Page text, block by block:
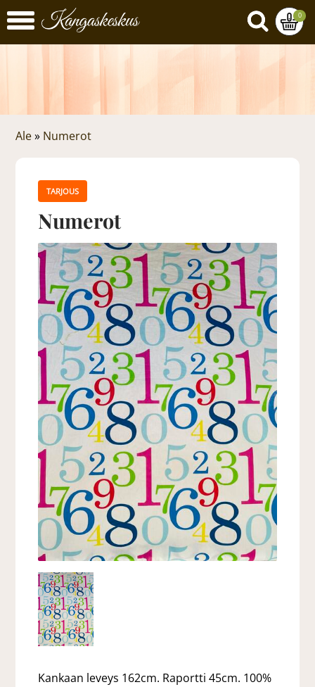
0
Ale » Numerot
TARJOUS
Numerot
Kankaan leveys 162cm. Raportti 45cm. 100%